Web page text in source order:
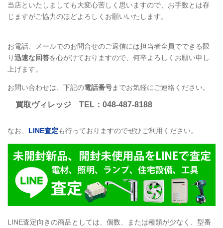
当店といたしましても大変心苦しく思いますので、お手数とは存
じますがご協力のほどよろしくお願いいたします。
お電話、メールでのお問合せのご返信には担当者全員でできる限
り迅速な回答を心がけておりますので、何卒よろしくお願い申し
上げます。
お問い合わせは、下記の電話番号までお気軽にご連絡ください。
買取ヴィレッジ TEL ：048-487-8188
なお、 LINE査定も行っておりますのでぜひご利用ください。
LINE査定向きの商品としては、個数、または種類が少なく、型番